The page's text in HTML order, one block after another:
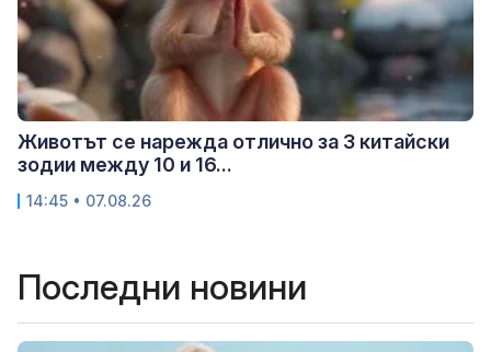
Животът се нарежда отлично за 3 китайски
зодии между 10 и 16...
14:45 • 07.08.26
Последни новини